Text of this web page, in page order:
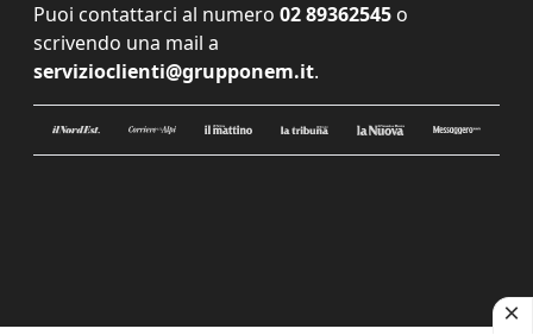
Puoi contattarci al numero 02 89362545 o
scrivendo una mail a
servizioclienti@grupponem.it.